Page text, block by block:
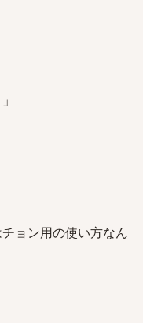
ョン用の使い方なん